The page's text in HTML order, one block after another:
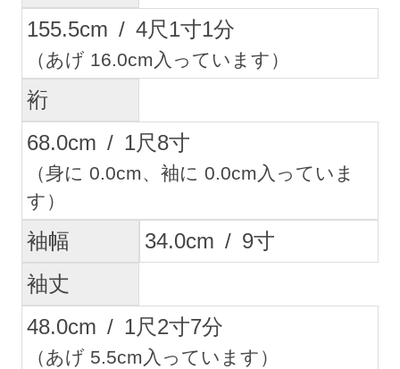
155.5cm / 4尺1寸1分
（あげ 16.0cm入っています）
裄
68.0cm / 1尺8寸
（身に 0.0cm、袖に 0.0cm入っていま
す）
袖幅 34.0cm / 9寸
袖丈
48.0cm / 1尺2寸7分
（あげ 5.5cm入っています）